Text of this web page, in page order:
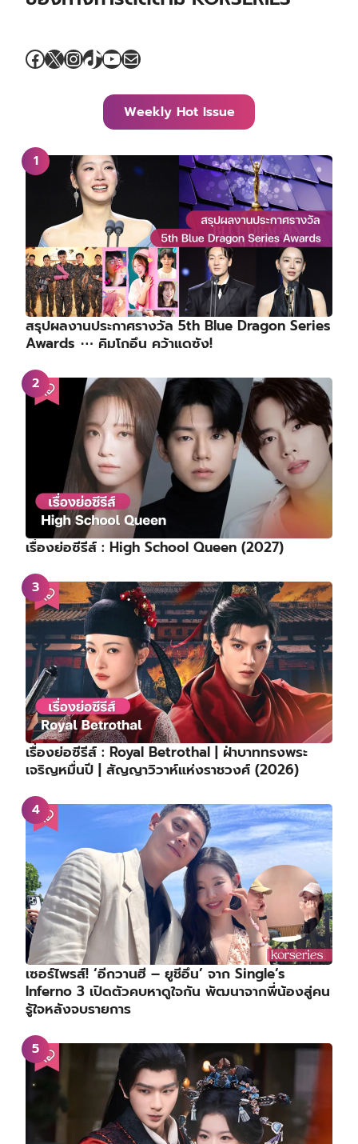
Facebook
X Instagram
TikTok
YouTube
Mail
Weekly Hot Issue
สรุปผลงานประกาศรางวัล 5th Blue Dragon Series
Awards ⋯ คิมโกอึน คว้าแดซัง!
เรื่องย่อซีรีส์ : High School Queen (2027)
เรื่องย่อซีรีส์ : Royal Betrothal | ฝ่าบาททรงพระ
เจริญหมื่นปี | สัญญาวิวาห์แห่งราชวงศ์ (2026)
เซอร์ไพรส์! ‘อีกวานฮี – ยูชีอึน’ จาก Single’s
Inferno 3 เปิดตัวคบหาดูใจกัน พัฒนาจากพี่น้องสู่คน
รู้ใจหลังจบรายการ